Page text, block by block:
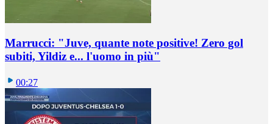
Marrucci: "Juve, quante note positive! Zero gol
subiti, Yildiz e... l'uomo in più"
00:27